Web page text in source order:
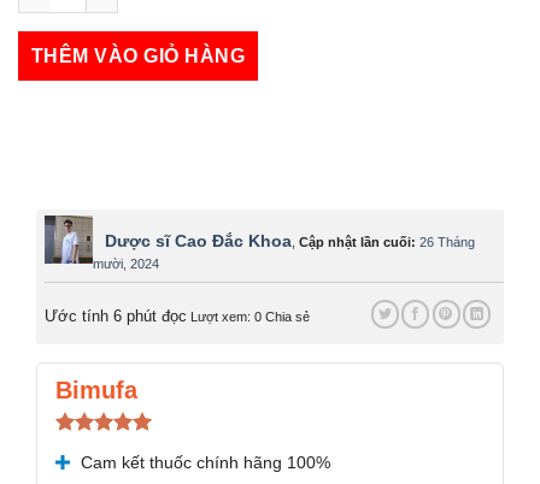
THÊM VÀO GIỎ HÀNG
Dược sĩ Cao Đắc Khoa Cập nhật lần cuối: 26 Tháng
mười, 2024
Ước tính 6 phút đọc Lượt xem: 0 Chia sẻ
Bimufa
Được xếp
hạng5.00
Cam kết thuốc chính hãng 100%